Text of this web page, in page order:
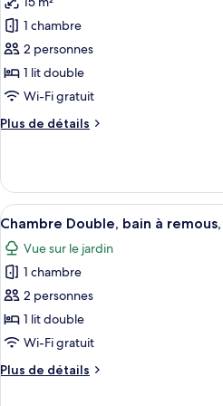
baignoire,
lit
queen
photos
pour
ce
type
de
chambre :
Chambre
baignoire
1 chambre
2 personnes
1 lit double
Wi-Fi gratuit
Plus de détails
Plus
le
type
de
chambre
Chambre
Double
Deluxe,
baignoire
Afficher
toutes
les
photos
pour
ce
type
chambre :
4
Chambre Double, bain à
Vue sur le jardin
1 chambre
2 personnes
1 lit double
Wi-Fi gratuit
Plus de détails
Plus